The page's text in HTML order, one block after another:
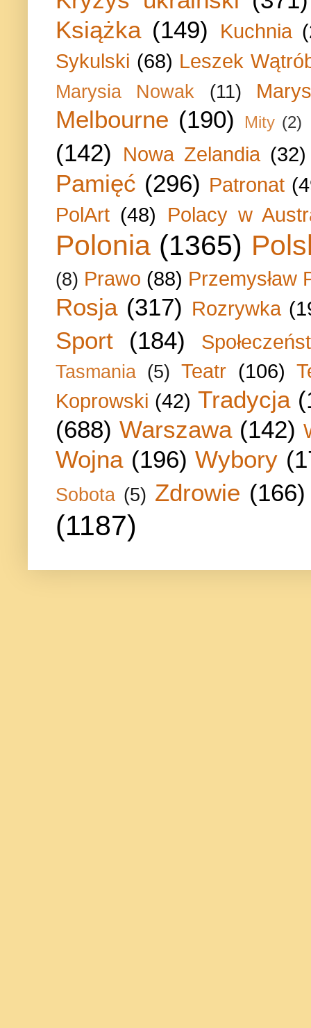
Książka (149) Kuchnia
Sykulski (68) Leszek
Marysia Nowak (11)
Melbourne (190) Mity (2)
(142) Nowa Zelandia (32)
Pamięć (296) Patronat
PolArt (48) Polacy w
Polonia (1365)
(8) Prawo (88) Przemysław
Rosja (317) Rozrywka
Sport (184)
Tasmania (5) Teatr (106)
Koprowski (42) Tradycja
(688) Warszawa (142)
Wojna (196) Wybory
Sobota (5) Zdrowie (166)
(1187)